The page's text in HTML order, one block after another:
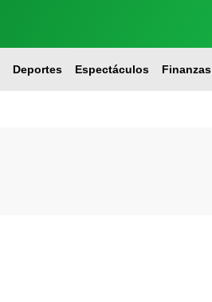
Deportes Espectáculos Finanzas